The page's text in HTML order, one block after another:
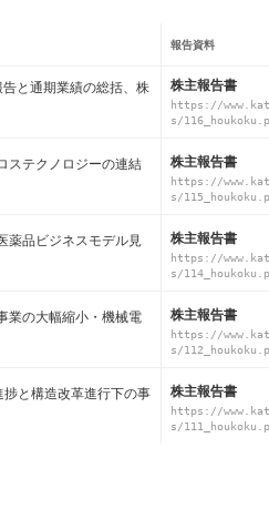
報告資料
と通期業績の総括、株
株主報告書
https://
s/
ステクノロジーの連結
株主報告書
https://
s/
品ビジネスモデル見
株主報告書
https://
s/
業の大幅縮小・機械電
株主報告書
https://
s/
と構造改革進行下の事
株主報告書
https://
s/